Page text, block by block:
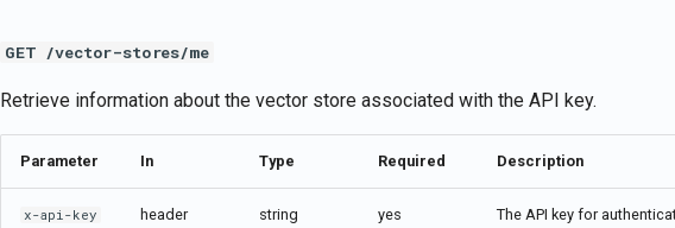
GET /vector-stores/me
Retrieve information about the vector store associated with the API key.
Parameter In Type Required Description
x-api-key header string yes The API key for